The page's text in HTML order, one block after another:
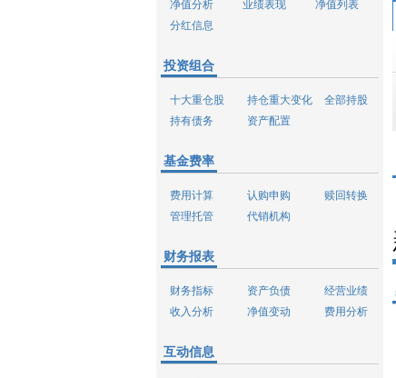
净值分析 业绩表现
净值列表
分红信息
投资组合
十大重仓股 持仓重大变化
全部持股
持有债务
资产配置
基金费率
费用计算 认购申购
赎回转换
管理托管
代销机构
财务报表
财务指标 资产负债
经营业绩
收入分析
净值变动 费用分析
互动信息